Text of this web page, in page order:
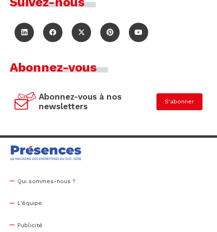
Abonnez-vous
Abonnez-vous à nos
newsletters
S'abonner
Qui sommes-nous ?
L'équipe
Publicité